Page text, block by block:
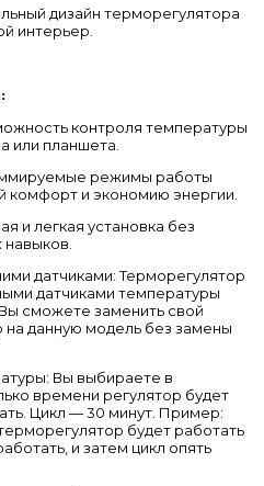
дизайн терморегулятора
интерьер.
контроля температуры
или планшета.
режимы работы
комфорт и экономию энергии.
и легкая установка без
датчиками: Терморегулятор
датчиками температуры
сможете заменить свой
данную модель без замены
Вы выбираете в
времени регулятор будет
Цикл — 30 минут. Пример:
будет работать
и затем цикл опять